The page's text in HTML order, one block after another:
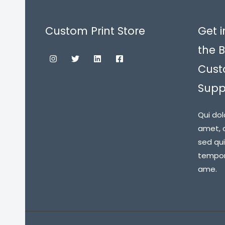
Custom Print Store
Get
the
Qui
amet,
sed
ame.